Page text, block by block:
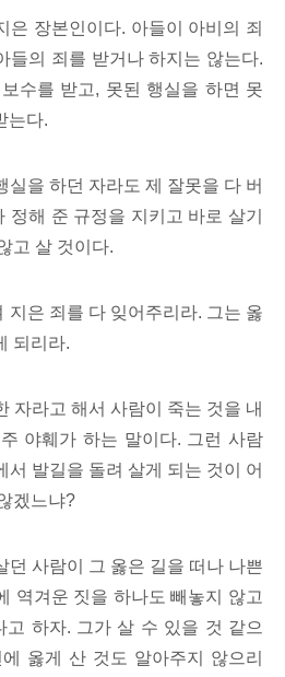
은 장본인이다. 아들이 아비의 죄
들의 죄를 받거나 하지는 않는다.
수를 받고, 못된 행실을 하면 못
는다.
실을 하던 자라도 제 잘못을 다 버
정해 준 규정을 지키고 바로 살기
고 살 것이다.
지은 죄를 다 잊어주리라. 그는 옳
되리라.
자라고 해서 사람이 죽는 것을 내
야훼가 하는 말이다. 그런 사람
서 발길을 돌려 살게 되는 것이 어
겠느냐?
던 사람이 그 옳은 길을 떠나 나쁜
역겨운 짓을 하나도 빼놓지 않고
고 하자. 그가 살 수 있을 것 같으
옳게 산 것도 알아주지 않으리